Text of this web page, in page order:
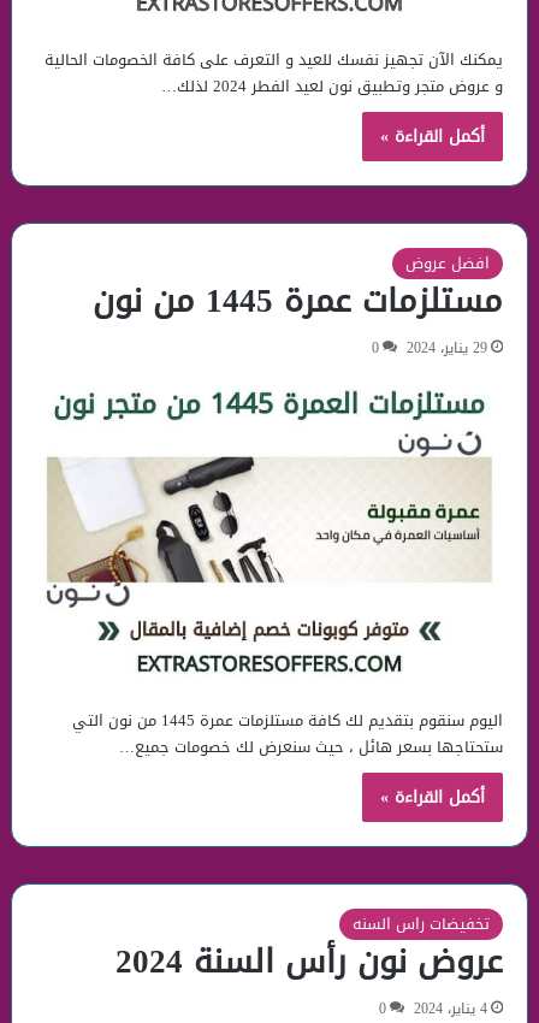
يمكنك الآن تجهيز نفسك للعيد و التعرف على كافة الخصومات الحالية
و عروض متجر وتطبيق نون لعيد الفطر 2024 لذلك…
أكمل القراءة »
افضل عروض
مستلزمات عمرة 1445 من نون
29 يناير، 2024 0
اليوم سنقوم بتقديم لك كافة مستلزمات عمرة 1445 من نون التي
ستحتاجها بسعر هائل ، حيث سنعرض لك خصومات جميع…
أكمل القراءة »
تخفيضات راس السنه
عروض نون رأس السنة 2024
4 يناير، 2024 0